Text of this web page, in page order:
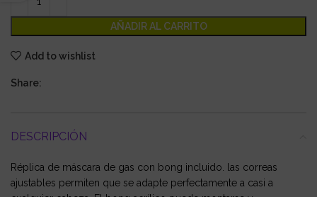
AÑADIR AL CARRITO
Add to wishlist
Share:
DESCRIPCIÓN
Réplica de máscara de gas con bong incluido. las correas
ajustables permiten que se adapte perfectamente a casi a